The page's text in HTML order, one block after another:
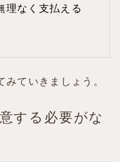
理なく支払える
ていきましょう。
する必要がな